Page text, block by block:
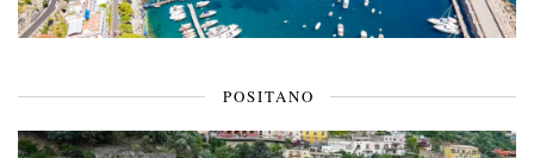
POSITANO